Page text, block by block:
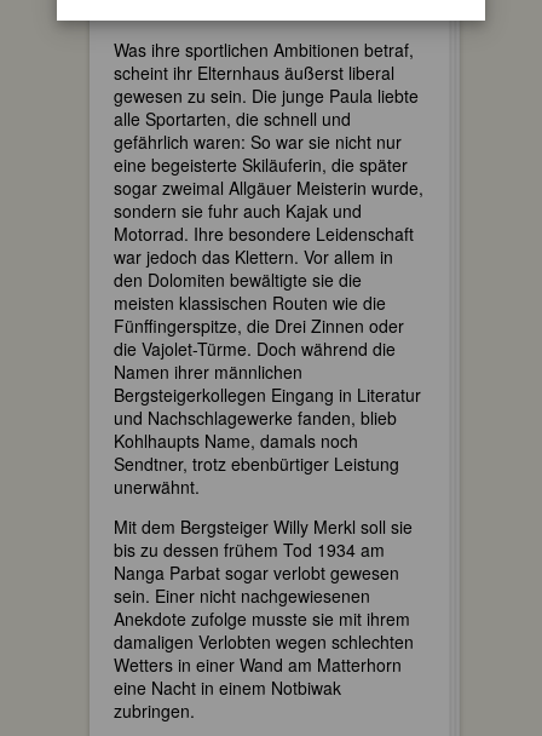
Was ihre sportlichen Ambitionen betraf,
scheint ihr Elternhaus äußerst liberal
gewesen zu sein. Die junge Paula liebte
alle Sportarten, die schnell und
gefährlich waren: So war sie nicht nur
eine begeisterte Skiläuferin, die später
sogar zweimal Allgäuer Meisterin wurde,
sondern sie fuhr auch Kajak und
Motorrad. Ihre besondere Leidenschaft
war jedoch das Klettern. Vor allem in
den Dolomiten bewältigte sie die
meisten klassischen Routen wie die
Fünffingerspitze, die Drei Zinnen oder
die Vajolet-Türme. Doch während die
Namen ihrer männlichen
Bergsteigerkollegen Eingang in Literatur
und Nachschlagewerke fanden, blieb
Kohlhaupts Name, damals noch
Sendtner, trotz ebenbürtiger Leistung
unerwähnt.
Mit dem Bergsteiger Willy Merkl soll sie
bis zu dessen frühem Tod 1934 am
Nanga Parbat sogar verlobt gewesen
sein. Einer nicht nachgewiesenen
Anekdote zufolge musste sie mit ihrem
damaligen Verlobten wegen schlechten
Wetters in einer Wand am Matterhorn
eine Nacht in einem Notbiwak
zubringen.